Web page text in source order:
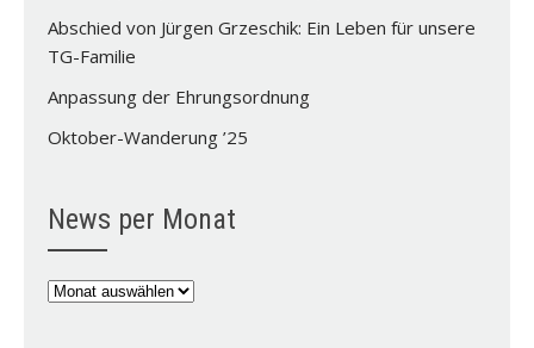
Abschied von Jürgen Grzeschik: Ein Leben für unsere
TG-Familie
Anpassung der Ehrungsordnung
Oktober-Wanderung ’25
News per Monat
News